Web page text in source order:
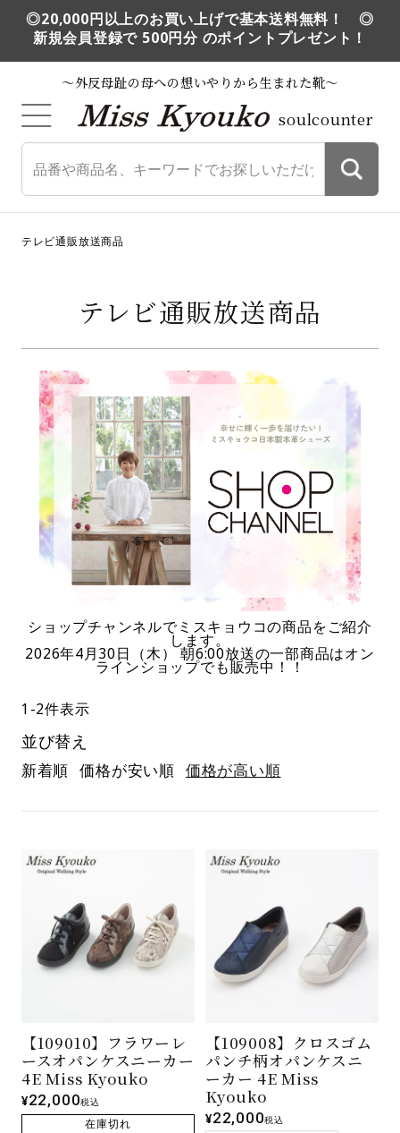
◎20,000円以上のお買い上げで基本送料無料！ ◎
新規会員登録で 500円分 のポイントプレゼント！
～外反母趾の母への想いやりから生まれた靴～
soulcounter
テレビ通販放送商品
テレビ通販放送商品
ショップチャンネルでミスキョウコの商品をご紹介
します。
2026年4月30日（木） 朝6:00放送の一部商品はオン
ラインショップでも販売中！！
並び替え
新着順 価格が安い順 価格が高い順
1 -2件表示
【109010】フラワーレ
ースオパンケスニーカー
4E Miss Kyouko
¥22,000税込
在庫切れ
【109008】クロスゴム
パンチ柄オパンケスニ
ーカー 4E Miss
Kyouko
¥22,000税込